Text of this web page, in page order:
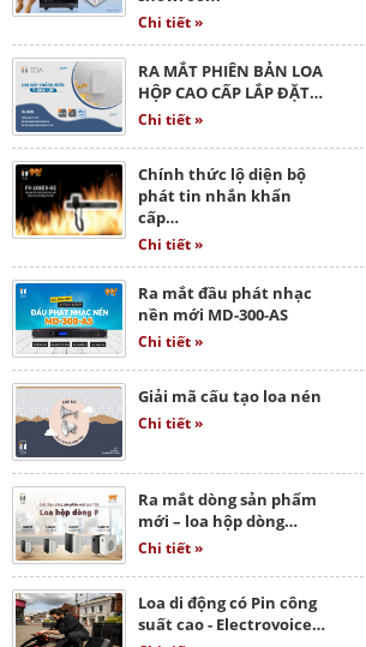
Chi tiết »
RA MẮT PHIÊN BẢN LOA
HỘP CAO CẤP LẮP ĐẶT…
Chi tiết »
Chính thức lộ diện bộ
phát tin nhắn khẩn
cấp…
Chi tiết »
Ra mắt đầu phát nhạc
nền mới MD-300-AS
Chi tiết »
Giải mã cấu tạo loa nén
Chi tiết »
Ra mắt dòng sản phẩm
mới – loa hộp dòng…
Chi tiết »
Loa di động có Pin công
suất cao - Electrovoice…